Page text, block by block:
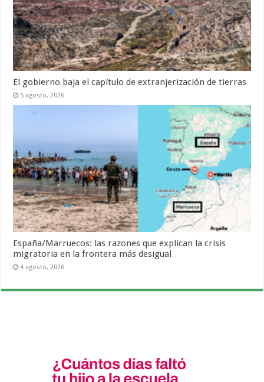
El gobierno baja el capítulo de extranjerización de tierras
5 agosto, 2026
España/Marruecos: las razones que explican la crisis
migratoria en la frontera más desigual
4 agosto, 2026